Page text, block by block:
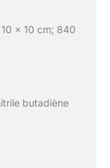
x 10 cm; 840
butadiène